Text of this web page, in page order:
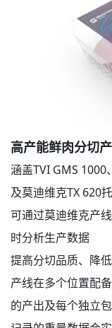
高产能鲜肉分切
涵盖TVI GMS 1000
及莫迪维克TX 620
可通过莫迪维克产
时分析生产数据
提高分切品质、降
产线在多个位置配
的产出及每个独立